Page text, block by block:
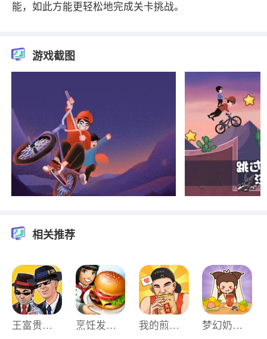
能，如此方能更轻松地完成关卡挑战。
游戏截图
相关推荐
王富贵的垃圾站游戏最新版 烹饪发烧友手机版 我的煎饼摊手机最新版 梦幻奶茶屋手机版